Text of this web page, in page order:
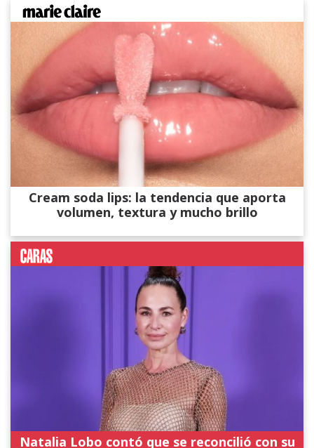
Cream soda lips: la tendencia que aporta
volumen, textura y mucho brillo
Natalia Lobo contó que se reconcilió con su